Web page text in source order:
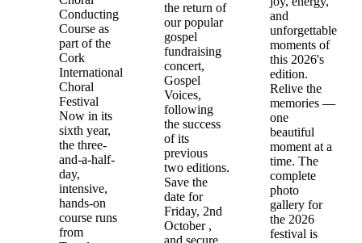
Conducting
Course as
part of the
Cork
International
Choral
Festival
Now in its
sixth year,
the three-
and-a-half-
day,
intensive,
hands-on
course runs
from
the return of
our popular
gospel
fundraising
concert,
Gospel
Voices,
following
the success
of its
previous
two editions.
Save the
date for
Friday, 2nd
October ,
and secure
and
unforgettable
moments of
this 2026's
edition.
Relive the
memories —
one
beautiful
moment at a
time. The
complete
photo
gallery for
the 2026
festival is